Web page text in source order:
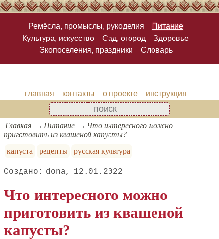
Ремёсла, промыслы, рукоделия
Питание
Культура, искусство
Сад, огород
Здоровье
Экопоселения, праздники
Словарь
главная контакты о проекте инструкция
Главная Питание
Что интересного можно
приготовить из квашеной капусты?
капуста
рецепты русская культура
dona 12.01.2022
Что интересного можно
приготовить из квашеной
капусты?